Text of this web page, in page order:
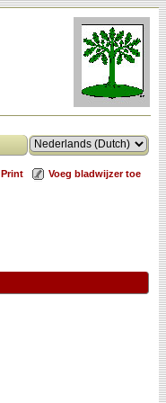
Print Voeg bladwijzer toe